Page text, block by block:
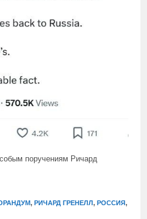
поручениям Ричард
, РИЧАРД ГРЕНЕЛЛ, РОССИЯ,